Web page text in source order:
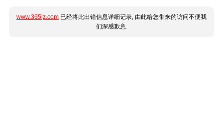
www.365jz.com 已经将此出错信息详细记录, 由此给您带来的访问不便我
们深感歉意.